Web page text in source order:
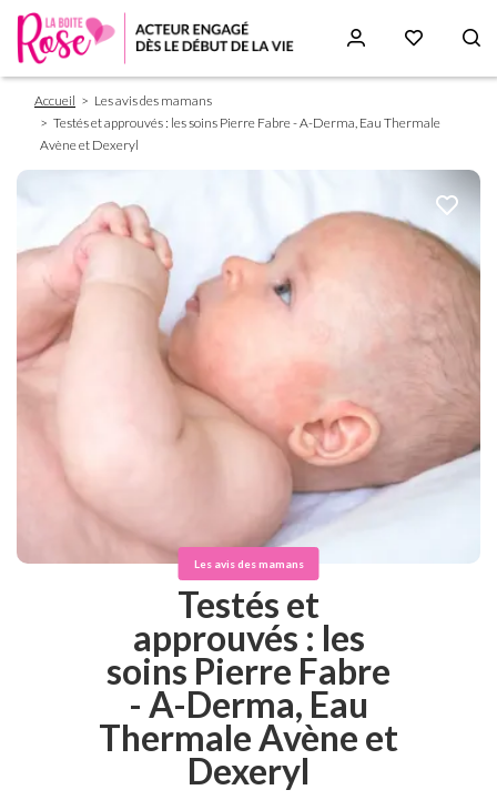
contenu
Fil
d'Ariane
Accueil
Les avis des mamans
Testés et approuvés : les soins Pierre Fabre - A-Derma, Eau Thermale
Avène et Dexeryl
Les avis des mamans
Testés et
approuvés : les
soins Pierre Fabre
- A-Derma, Eau
Thermale Avène et
Dexeryl